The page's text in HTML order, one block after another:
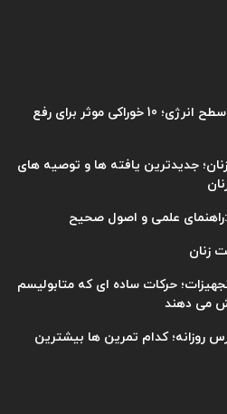
غذاهای طبیعی افزایش دهنده سطح انرژی؛ 10 خوراکی موثر برای رفع
جدیدترین یافته ها و توصیه های
علمی و اصول صحیح
زنان
حرکات ساده ای که متابولیسم
می دهند
کدام تمرین ها بیشترین